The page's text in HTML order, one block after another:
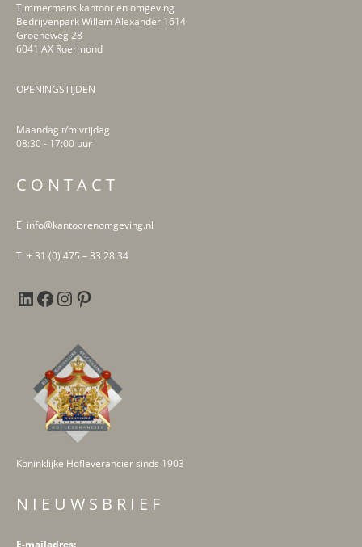
Timmermans kantoor en omgeving
Bedrijvenpark Willem Alexander 1614
Groeneweg 28
6041 AX Roermond
OPENINGSTIJDEN
Maandag t/m vrijdag
08:30 - 17:00 uur
C O N T A C T
E info@kantoorenomgeving.nl
T + 31 (0) 475 – 33 28 34
LinkedIn
Facebook
Instagram
Pinterest
Koninklijke Hofleverancier sinds 1903
N I E U W S B R I E F
E-mailadres: